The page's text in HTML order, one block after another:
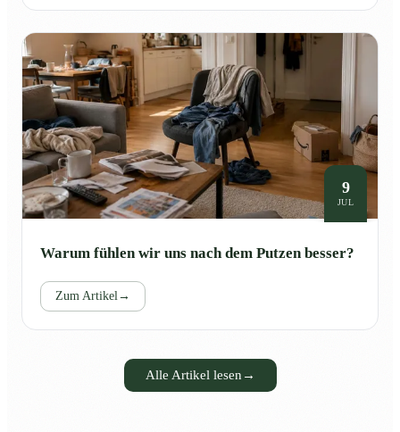
9
JUL
Warum fühlen wir uns nach dem Putzen besser?
Zum Artikel →
Alle Artikel lesen →